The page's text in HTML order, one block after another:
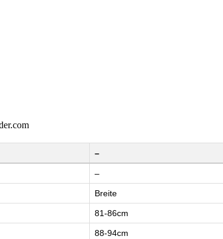
–
–
Breite
81-86cm
88-94cm